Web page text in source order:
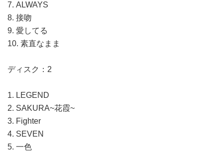
7. ALWAYS
8. 接吻
9. 愛してる
10. 素直なまま
ディスク：2
1. LEGEND
2. SAKURA~花霞~
3. Fighter
4. SEVEN
5. 一色